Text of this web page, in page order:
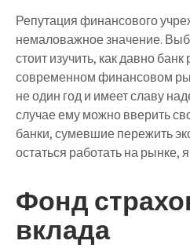
Репутация финансового
немаловажное значение.
стоит изучить, как давно банк
современном финансовом
не один год и имеет славу
случае ему можно вверить
банки, сумевшие пережить
остаться работать на рынке,
Фонд
вклада